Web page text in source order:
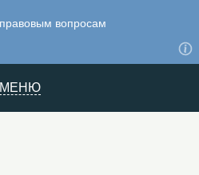
МЕНЮ